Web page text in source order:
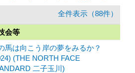
全件表示（88件）
会等
馬は向こう岸の夢をみるか？
(THE NORTH FACE
二子玉川)